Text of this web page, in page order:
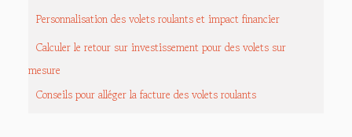
Personnalisation des volets roulants et impact financier
Calculer le retour sur investissement pour des volets sur
mesure
Conseils pour alléger la facture des volets roulants